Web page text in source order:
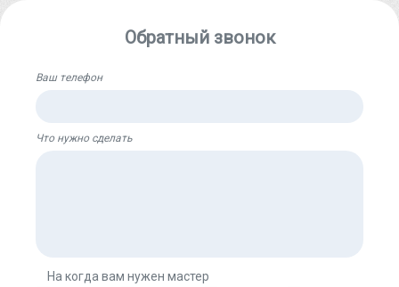
Обратный звонок
Ваш телефон
Что нужно сделать
На когда вам нужен мастер